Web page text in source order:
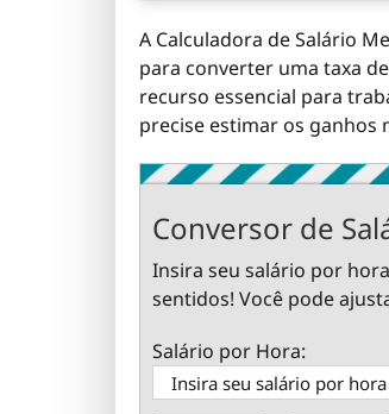
A Calculadora de Salário
para converter uma taxa
recurso essencial para
precise estimar os ganhos
Conversor de
Insira seu salário por
sentidos! Você pode
Salário por Hora: